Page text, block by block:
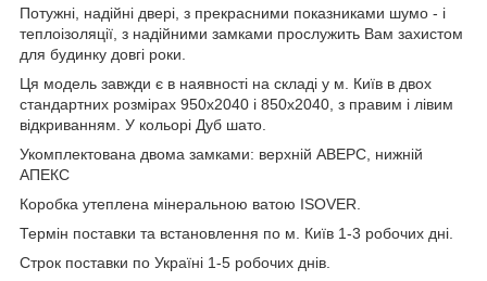
Потужні, надійні двері, з прекрасними показниками шумо - і
теплоізоляції, з надійними замками прослужить Вам захистом
для будинку довгі роки.
Ця модель завжди є в наявності на складі у м. Київ в двох
стандартних розмірах 950х2040 і 850х2040, з правим і лівим
відкриванням. У кольорі Дуб шато.
Укомплектована двома замками: верхній АВЕРС, нижній
АПЕКС
Коробка утеплена мінеральною ватою ISOVER.
Термін поставки та встановлення по м. Київ 1-3 робочих дні.
Строк поставки по Україні 1-5 робочих днів.